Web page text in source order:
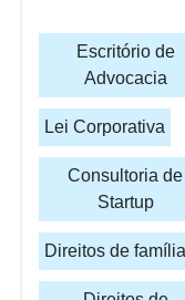
Escritório de
Advocacia
Lei Corporativa
Consultoria de
Startup
Direitos de família